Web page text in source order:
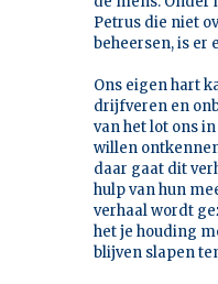
Petrus die niet
beheersen, is er
Ons eigen hart
drijfveren en
van het lot ons
willen
daar gaat dit
hulp van hun
verhaal wordt
het je houding
blijven slapen